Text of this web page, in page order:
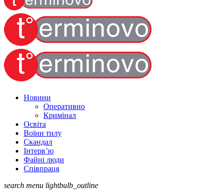
Новини
Оперативно
Кримінал
Освіта
Воїни тилу
Скандал
Інтерв’ю
Файні люди
Співпраця
search menu lightbulb_outline